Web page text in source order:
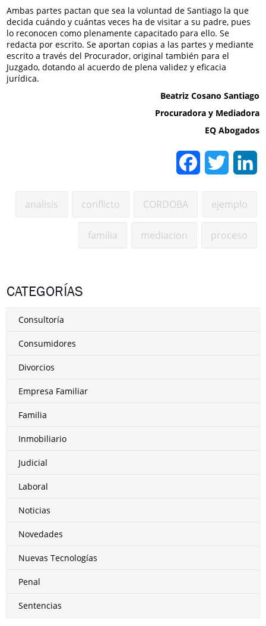
Ambas partes pactan que sea la voluntad de Santiago la que
decida cuándo y cuántas veces ha de visitar a su padre, pues
lo reconocen como plenamente capacitado para ello. Se
redacta por escrito. Se aportan copias a las partes y mediante
escrito a través del Procurador, original también para el
Juzgado, dotando al acuerdo de plena validez y eficacia
jurídica.
Beatriz Cosano Santiago
Procuradora y Mediadora
EQ Abogados
FacebookTwitter
analisis conflicto CORDOBA ejemplo
familia mediacion proceso
CATEGORÍAS
Consultoría
Consumidores
Divorcios
Empresa Familiar
Familia
Inmobiliario
Judicial
Laboral
Noticias
Novedades
Nuevas Tecnologías
Penal
Sentencias